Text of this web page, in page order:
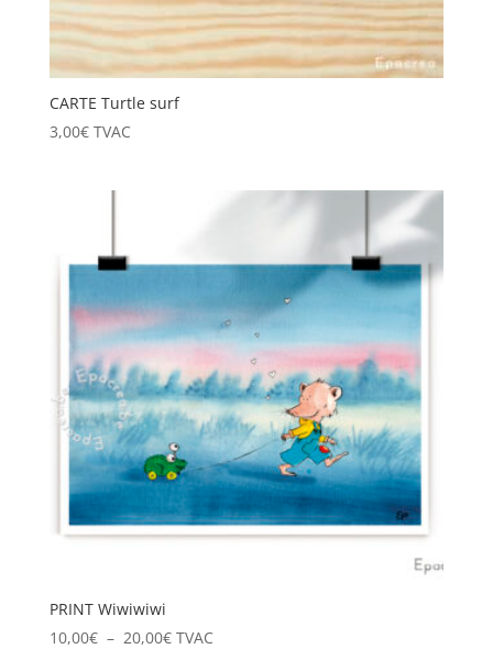
CARTE Turtle surf
3,00€ TVAC
PRINT Wiwiwiwi
10,00€ – 20,00€Plage
TVAC